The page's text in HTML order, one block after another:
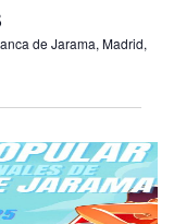
de Jarama, Madrid,